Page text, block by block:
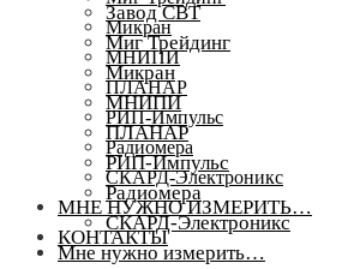
Микран
МНИПИ
ПЛАНАР
РИП-Импульс
Радиомера
СКАРД-Электроникс
МНЕ НУЖНО ИЗМЕРИТЬ…
КОНТАКТЫ
Завод СВТ
Миг Трейдинг
Микран
МНИПИ
ПЛАНАР
РИП-Импульс
Радиомера
СКАРД-Электроникс
Мне нужно измерить…